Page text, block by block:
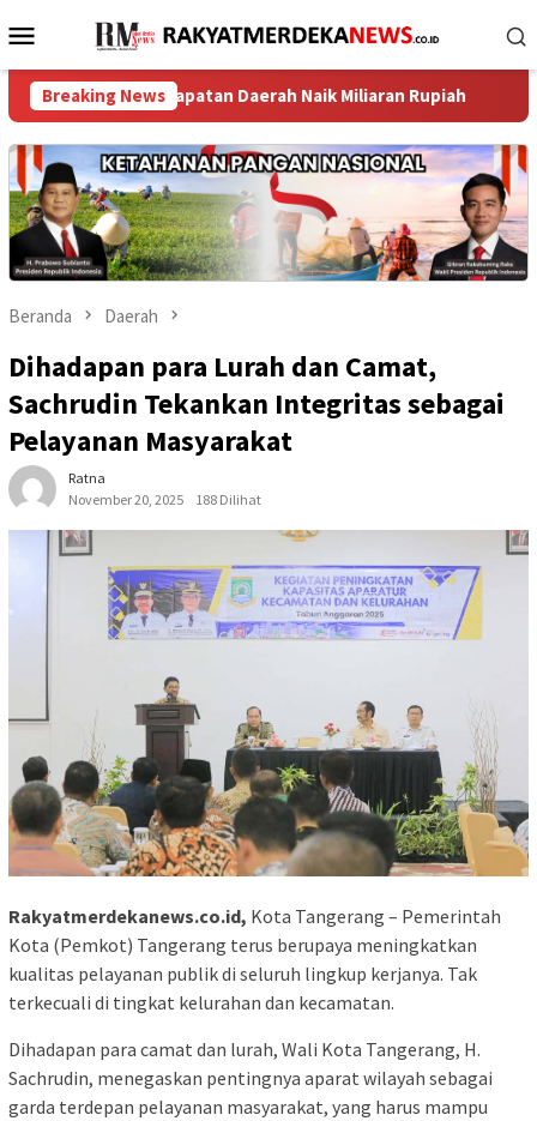
ke
Menu
Mobile
Breaking News
Pendapatan Daerah Naik Miliaran Rupiah TPK Koja
Beranda Daerah
Dihadapan para Lurah dan Camat,
Sachrudin Tekankan Integritas sebagai
Pelayanan Masyarakat
Ratna
November 20, 2025
188 Dilihat
Rakyatmerdekanews.co.id, Kota Tangerang – Pemerintah
Kota (Pemkot) Tangerang terus berupaya meningkatkan
kualitas pelayanan publik di seluruh lingkup kerjanya. Tak
terkecuali di tingkat kelurahan dan kecamatan.
Dihadapan para camat dan lurah, Wali Kota Tangerang, H.
Sachrudin, menegaskan pentingnya aparat wilayah sebagai
garda terdepan pelayanan masyarakat, yang harus mampu